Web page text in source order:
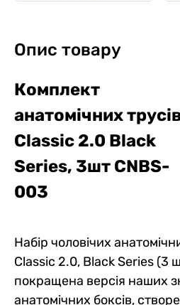
Опис товару
Комплект
анатомічних
Classic 2.0 Black
Series, 3шт CNBS-
003
Набір чоловічих
Classic 2.0, Black Series (3
покращена версія наших
анатомічних боксів,